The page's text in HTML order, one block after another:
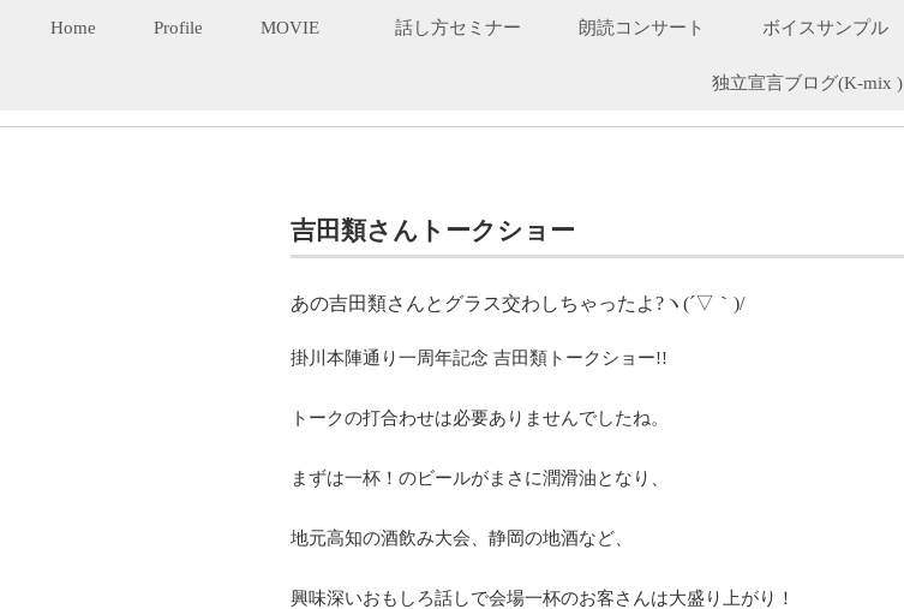
Home Profile MOVIE 話し方セミナー 朗読コンサート ボイスサンプル
独立宣言ブログ(K-mix )
吉田類さんトークショー
あの吉田類さんとグラス交わしちゃったよ?ヽ(´▽｀)/
掛川本陣通り一周年記念 吉田類トークショー!!
トークの打合わせは必要ありませんでしたね。
まずは一杯！のビールがまさに潤滑油となり、
地元高知の酒飲み大会、静岡の地酒など、
興味深いおもしろ話しで会場一杯のお客さんは大盛り上がり！